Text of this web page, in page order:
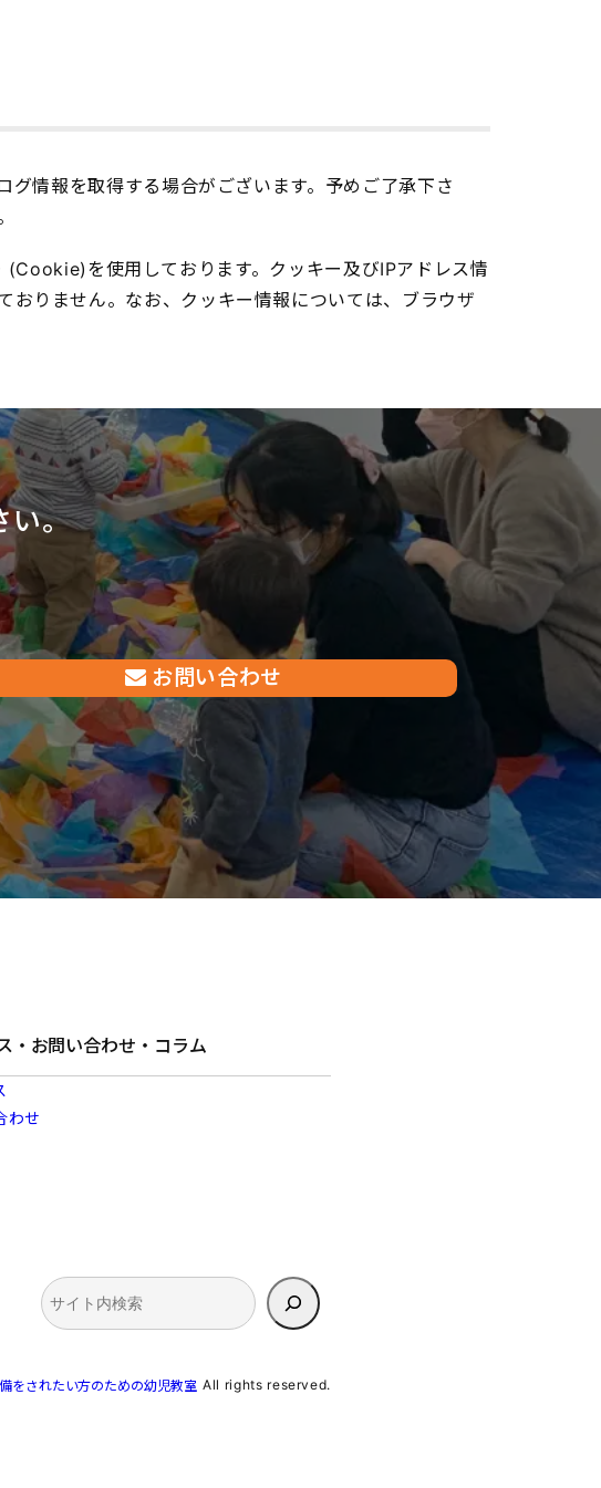
情報を取得する場合がございます。予めご了承下さ
を使用しております。クッキー及びIPアドレス情
りません。なお、クッキー情報については、ブラウザ
い。
お問い合わせ
・お問い合わせ・コラム
わせ
検
索
をされたい方のための幼児教室 All rights reserved.